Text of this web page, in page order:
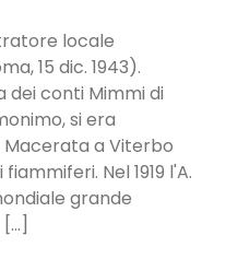
locale
15 dic. 1943).
dei conti Mimmi di
si era
a Viterbo
Nel 1919 l'A.
grande